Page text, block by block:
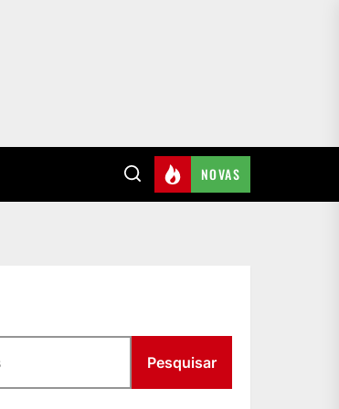
NOVAS
Pesquisar